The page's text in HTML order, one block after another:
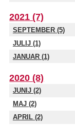
2021 (7)
SEPTEMBER (5)
JULIJ (1)
JANUAR (1)
2020 (8)
JUNIJ (2)
MAJ (2)
APRIL (2)